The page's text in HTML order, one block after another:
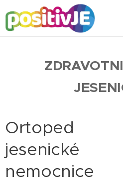
Ortoped
jesenické
nemocnice